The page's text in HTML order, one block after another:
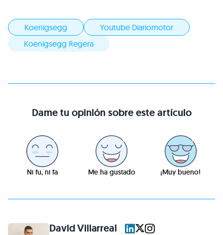
Koenigsegg
Youtube Diariomotor
Koenigsegg Regera
Dame tu opinión sobre este artículo
Ni fu, ni fa Me ha gustado ¡Muy bueno!
David Villarreal